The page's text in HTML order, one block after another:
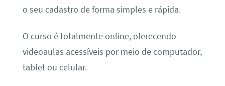
o seu cadastro de forma simples e rápida.
O curso é totalmente online, oferecendo
videoaulas acessíveis por meio de computador,
tablet ou celular.